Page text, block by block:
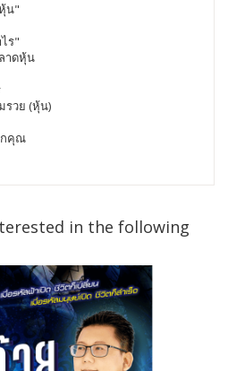
น"
ร"
าดหุ้น
รวย (หุ้น)
กคุณ
in the following